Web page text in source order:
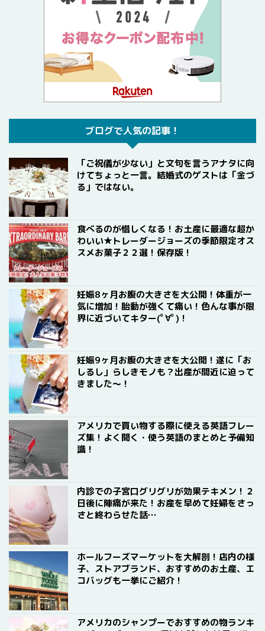
ブログで人気の記事！
「ご祝儀が少ない」と文句を言うアナタに向
けてちょっと一言。結婚式のゲストは「金づ
る」ではない。
食べるのが惜しくなる！お土産に最適な超か
わいい★トレーダージョーズの季節限定オス
スメお菓子２２選！保存版！
妊娠8ヶ月お腹の大きさを大公開！体重が一
気に増加！胎動が強くて痛い！色んな事が限
界に近づいてキター(ﾟ∀ﾟ)！
妊娠9ヶ月お腹の大きさを大公開！遂に「お
しるし」らしきモノも？出産が間近に迫って
きました〜！
アメリカで買い物する際に使える英語フレー
ズ集！よく聞く・使う英語のまとめと予備知
識！
内診での子宮口グリグリが効果テキメン！２
日後に陣痛が来た！お産を早めて妊婦をさっ
さと終わらせた話…
ホールフーズマーケットを大解剖！店内の様
子、ストアブランド、おすすめのお土産、エ
コバッグも一挙にご紹介！
アメリカのシャンプーでおすすめの物ランキ